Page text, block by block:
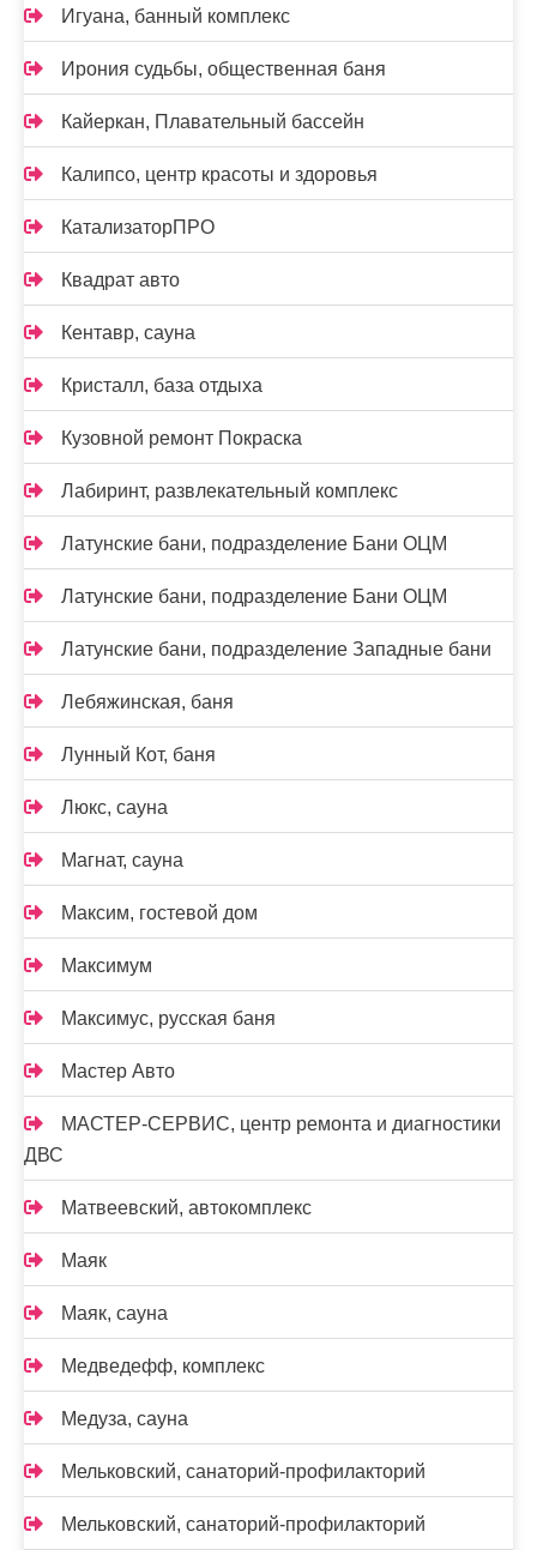
Игуана, банный комплекс
Ирония судьбы, общественная баня
Кайеркан, Плавательный бассейн
Калипсо, центр красоты и здоровья
КатализаторПРО
Квадрат авто
Кентавр, сауна
Кристалл, база отдыха
Кузовной ремонт Покраска
Лабиринт, развлекательный комплекс
Латунские бани, подразделение Бани ОЦМ
Латунские бани, подразделение Бани ОЦМ
Латунские бани, подразделение Западные бани
Лебяжинская, баня
Лунный Кот, баня
Люкс, сауна
Магнат, сауна
Максим, гостевой дом
Максимум
Максимус, русская баня
Мастер Авто
МАСТЕР-СЕРВИС, центр ремонта и диагностики
ДВС
Матвеевский, автокомплекс
Маяк
Маяк, сауна
Медведефф, комплекс
Медуза, сауна
Мельковский, санаторий-профилакторий
Мельковский, санаторий-профилакторий